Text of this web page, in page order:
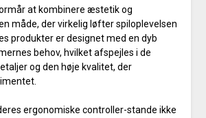
at kombinere æstetik og
måde, der virkelig løfter spiloplevelsen
produkter er designet med en dyb
behov, hvilket afspejles i de
og den høje kvalitet, der
ergonomiske controller-stande ikke